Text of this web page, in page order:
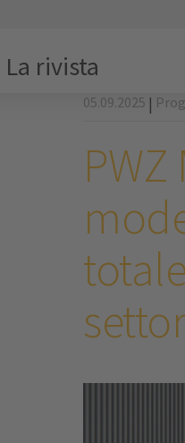
La rivista
05.09.2025 |